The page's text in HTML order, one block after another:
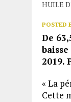
HUILE
POSTED
De
2019.
« La
Cette